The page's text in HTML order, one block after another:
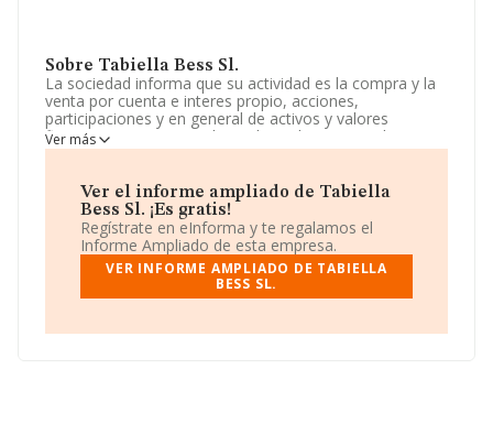
Sobre Tabiella Bess Sl.
La sociedad informa que su actividad es la compra y la
venta por cuenta e interes propio, acciones,
participaciones y en general de activos y valores
financieros, empresariales o de cualquier otra clase con
intervecion en su caso, de los mediadores que legal o
registrada como Sociedad Limitada. Clasifica su
actividad CNAE como '%cnae%', código 6421. La
sociedad no tiene actividad en mercados exteriores.
La empresa españolaTabiella Bess S.L, con NIF
B56455033, tiene domicilio fiscal en Paseo Castellana
núm. 53 Plt 1, (28046), en el municipio de Madrid,
Ver más
Ver el informe ampliado de Tabiella
Bess Sl. ¡Es gratis!
Regístrate en eInforma y te regalamos el
Informe Ampliado de esta empresa.
VER INFORME AMPLIADO DE TABIELLA
BESS SL.